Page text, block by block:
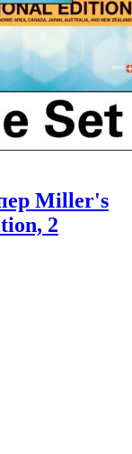
Miller's
2